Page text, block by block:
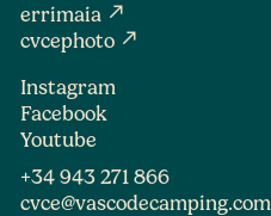
errimaia north_east
cvcephoto north_east
Instagram
Facebook
Youtube
+34 943 271 866
cvce@vascodecamping.com